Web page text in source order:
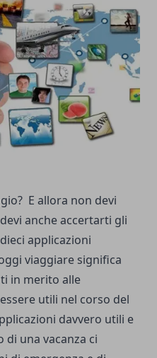
E allora non devi
anche accertarti gli
applicazioni
viaggiare significa
in merito alle
utili nel corso del
davvero utili e
una vacanza ci